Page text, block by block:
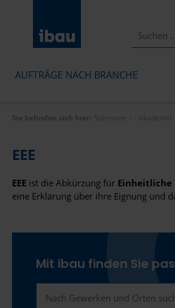
AUFTRÄGE NACH BRANCHE
Sie befinden sich hier: Startseite Akademie
EEE
EEE ist die Abkürzung für Einheitliche
eine Erklärung über ihre Eignung und
Mit ibau finden Sie